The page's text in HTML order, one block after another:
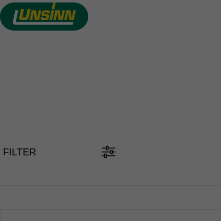
Direkt
zum
Inhalt
FILTER